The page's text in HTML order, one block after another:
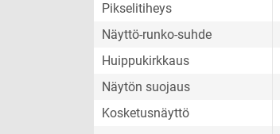
Pikselitiheys
Näyttö-runko-suhde
Huippukirkkaus
Näytön suojaus
Kosketusnäyttö